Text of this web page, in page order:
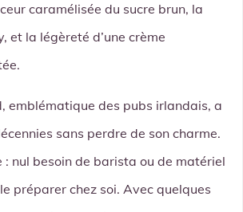
caramélisée du sucre brun, la
et la légèreté d’une crème
emblématique des pubs irlandais, a
sans perdre de son charme.
: nul besoin de barista ou de matériel
préparer chez soi. Avec quelques